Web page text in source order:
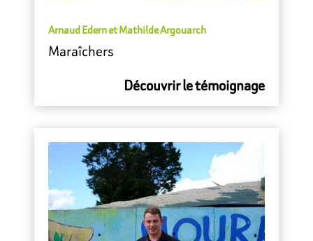
Arnaud Edern et Mathilde Argouarch
Maraîchers
Découvrir le témoignage